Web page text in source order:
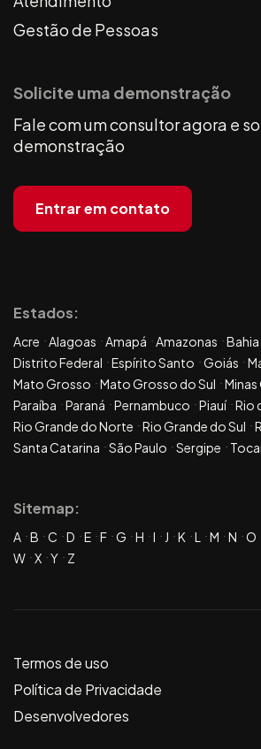
Gestão de Pessoas
Solicite uma demonstração
Fale com um consultor agora e
demonstração
Entrar em contato
Estados:
Acre Alagoas Amapá Amazonas Bahia
Distrito Federal
Espírito Santo Goiás
Mato Grosso
Mato Grosso do Sul Minas
Paraíba
Paraná Pernambuco Piauí Rio
Rio Grande do Norte
Rio Grande do Sul
Santa Catarina
São Paulo Sergipe
Sitemap:
A B C D E F G H I J K L M N O
W X Y Z
Termos de uso
Política de Privacidade
Desenvolvedores